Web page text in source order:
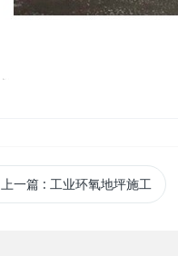
上一篇 : 工业环氧地坪施工